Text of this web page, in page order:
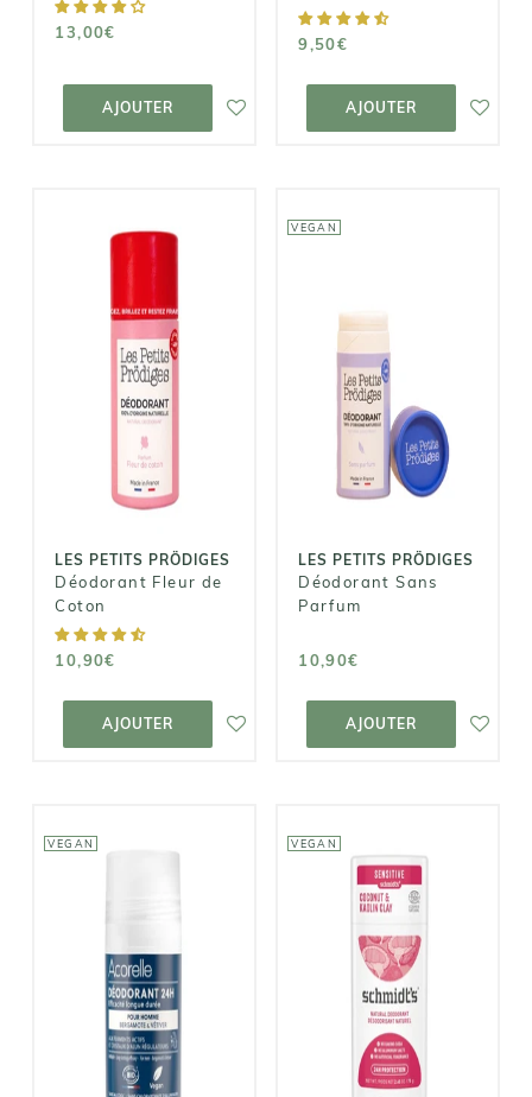
13,00€
AJOUTER
AJOUTER AU
PANIER
9,50€
AJOUTER
AJOUTER AU
PANIER
LES PETITS PRÖDIGES
Déodorant Fleur de
Coton
10,90€
AJOUTER
LES PETITS
PRÖDIGES
Déodorant
Fleur de Coton
10,90€
AJOUTER AU
PANIER
VEGAN
LES PETITS PRÖDIGES
Déodorant Sans
Parfum
10,90€
AJOUTER
LES PETITS
PRÖDIGES
Déodorant
Sans Parfum
10,90€
AJOUTER AU
PANIER
VEGAN
ACORELLE
Déodorant
Roll-On 24h
Bio Hommes
VEGAN
SCHMIDT'S
Déodorant
Stick Kaolin et
Noix de coco